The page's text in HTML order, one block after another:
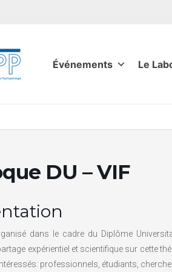
Événements Le
DU – VIF
dans le cadre du Diplôme
expérientiel et scientifique sur cette
professionnels, étudiants,